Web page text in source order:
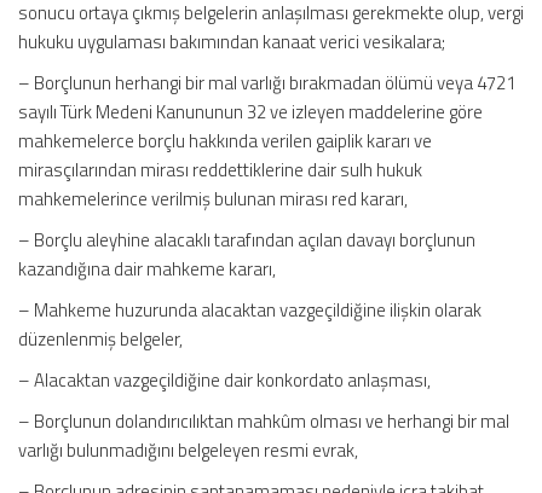
sonucu ortaya çıkmış belgelerin anlaşılması gerekmekte olup, vergi
hukuku uygulaması bakımından kanaat verici vesikalara;
– Borçlunun herhangi bir mal varlığı bırakmadan ölümü veya 4721
sayılı Türk Medeni Kanununun 32 ve izleyen maddelerine göre
mahkemelerce borçlu hakkında verilen gaiplik kararı ve
mirasçılarından mirası reddettiklerine dair sulh hukuk
mahkemelerince verilmiş bulunan mirası red kararı,
– Borçlu aleyhine alacaklı tarafından açılan davayı borçlunun
kazandığına dair mahkeme kararı,
– Mahkeme huzurunda alacaktan vazgeçildiğine ilişkin olarak
düzenlenmiş belgeler,
– Alacaktan vazgeçildiğine dair konkordato anlaşması,
– Borçlunun dolandırıcılıktan mahkûm olması ve herhangi bir mal
varlığı bulunmadığını belgeleyen resmi evrak,